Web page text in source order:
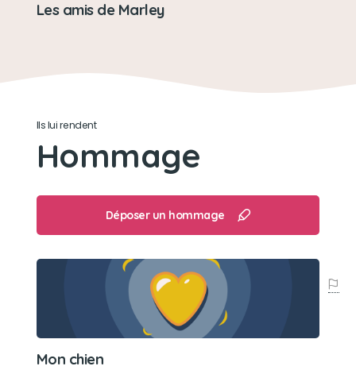
Jouer
Les amis de Marley
Ils lui rendent
Hommage
Déposer un hommage
Mon chien